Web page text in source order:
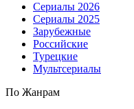
Сериалы 2026
Сериалы 2025
Зарубежные
Российские
Турецкие
Мультсериалы
По Жанрам